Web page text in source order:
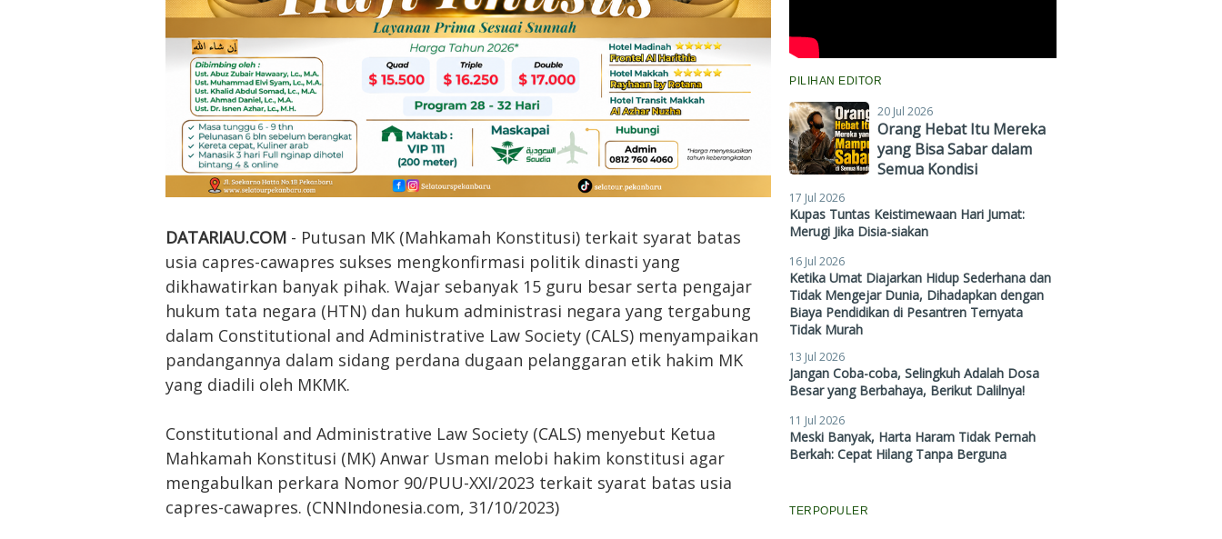
DATARIAU.COM - Putusan MK (Mahkamah Konstitusi) terkait syarat batas
usia capres-cawapres sukses mengkonfirmasi politik dinasti yang
dikhawatirkan banyak pihak. Wajar sebanyak 15 guru besar serta pengajar
hukum tata negara (HTN) dan hukum administrasi negara yang tergabung
dalam Constitutional and Administrative Law Society (CALS) menyampaikan
pandangannya dalam sidang perdana dugaan pelanggaran etik hakim MK
yang diadili oleh MKMK.
Constitutional and Administrative Law Society (CALS) menyebut Ketua
Mahkamah Konstitusi (MK) Anwar Usman melobi hakim konstitusi agar
mengabulkan perkara Nomor 90/PUU-XXI/2023 terkait syarat batas usia
capres-cawapres. (CNNIndonesia.com, 31/10/2023)
PILIHAN EDITOR
20 Jul 2026
Orang Hebat Itu Mereka
yang Bisa Sabar dalam
Semua Kondisi
17 Jul 2026
Kupas Tuntas Keistimewaan Hari Jumat:
Merugi Jika Disia-siakan
16 Jul 2026
Ketika Umat Diajarkan Hidup Sederhana dan
Tidak Mengejar Dunia, Dihadapkan dengan
Biaya Pendidikan di Pesantren Ternyata
Tidak Murah
13 Jul 2026
Jangan Coba-coba, Selingkuh Adalah Dosa
Besar yang Berbahaya, Berikut Dalilnya!
11 Jul 2026
Meski Banyak, Harta Haram Tidak Pernah
Berkah: Cepat Hilang Tanpa Berguna
TERPOPULER